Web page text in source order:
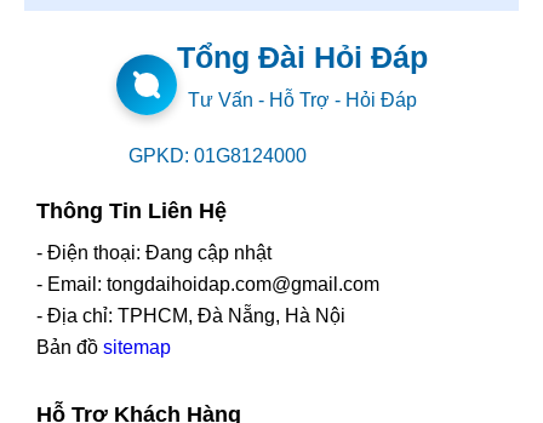
Tổng Đài Hỏi Đáp
Tư Vấn - Hỗ Trợ - Hỏi Đáp
GPKD: 01G8124000
Thông Tin Liên Hệ
- Điện thoại: Đang cập nhật
- Email: tongdaihoidap.com@gmail.com
- Địa chỉ: TPHCM, Đà Nẵng, Hà Nội
Bản đồ sitemap
Hỗ Trợ Khách Hàng